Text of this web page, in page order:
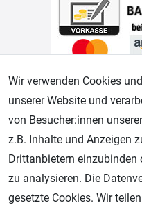
Wir verwenden Cookies
unserer Website und
von Besucher:innen
z.B. Inhalte und Anzeigen
Drittanbietern
zu analysieren. Die
gesetzte Cookies. Wir